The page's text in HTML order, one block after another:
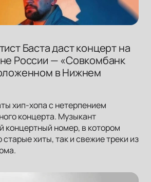
Баста даст концерт на
России — «Совкомбанк
в Нижнем
хип-хопа с нетерпением
концерта. Музыкант
концертный номер, в котором
старые хиты, так и свежие треки из